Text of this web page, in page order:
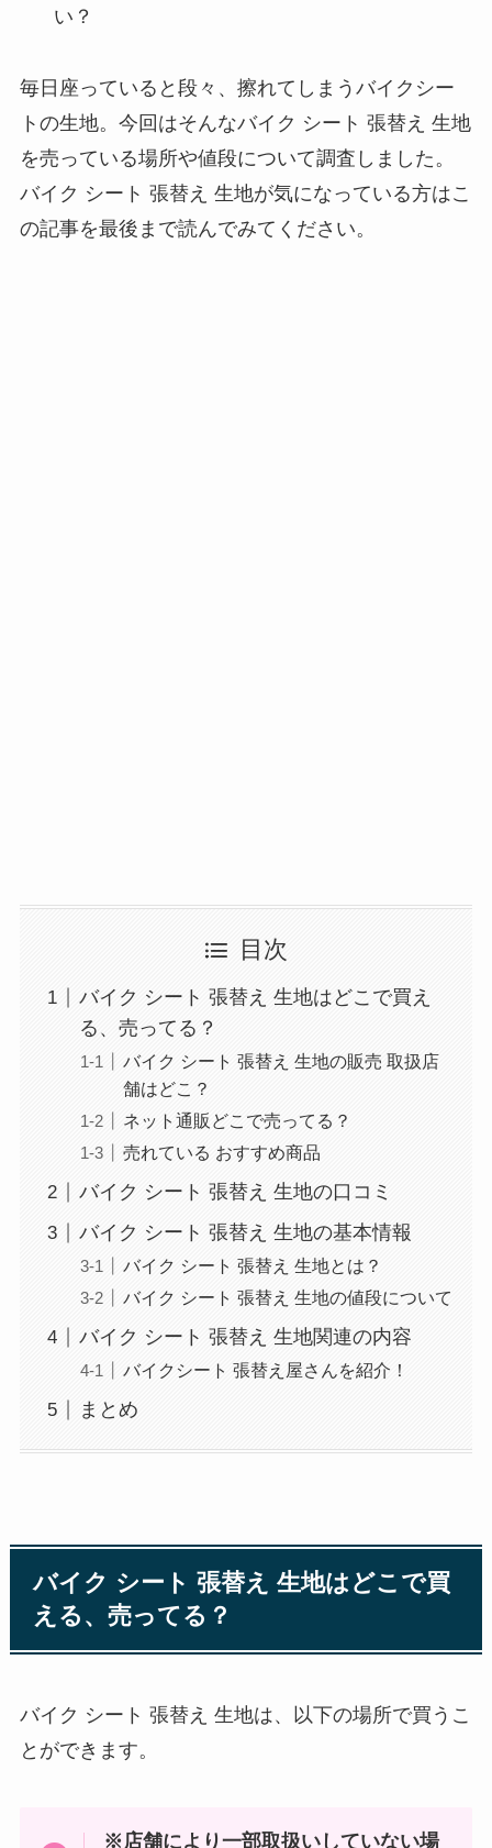
い？
毎日座っていると段々、擦れてしまうバイクシー
トの生地。今回はそんなバイク シート 張替え 生地
を売っている場所や値段について調査しました。
バイク シート 張替え 生地が気になっている方はこ
の記事を最後まで読んでみてください。
目次
バイク シート 張替え 生地はどこで買え
る、売ってる？
バイク シート 張替え 生地の販売 取扱店
舗はどこ？
ネット通販どこで売ってる？
売れている おすすめ商品
バイク シート 張替え 生地の口コミ
バイク シート 張替え 生地の基本情報
バイク シート 張替え 生地とは？
バイク シート 張替え 生地の値段について
バイク シート 張替え 生地関連の内容
バイクシート 張替え屋さんを紹介！
まとめ
バイク シート 張替え 生地はどこで買
える、売ってる？
バイク シート 張替え 生地は、以下の場所で買うこ
とができます。
※店舗により一部取扱いしていない場